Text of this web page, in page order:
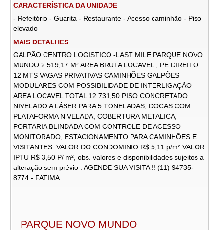
CARACTERÍSTICA DA UNIDADE
- Refeitório - Guarita - Restaurante - Acesso caminhão - Piso
elevado
MAIS DETALHES
GALPÃO CENTRO LOGISTICO -LAST MILE PARQUE NOVO
MUNDO 2.519,17 M² AREA BRUTA LOCAVEL , PE DIREITO
12 MTS VAGAS PRIVATIVAS CAMINHÕES GALPÕES
MODULARES COM POSSIBILIDADE DE INTERLIGAÇÃO
AREA LOCAVEL TOTAL 12.731,50 PISO CONCRETADO
NIVELADO A LÁSER PARA 5 TONELADAS, DOCAS COM
PLATAFORMA NIVELADA, COBERTURA METALICA,
PORTARIA BLINDADA COM CONTROLE DE ACESSO
MONITORADO, ESTACIONAMENTO PARA CAMINHÕES E
VISITANTES. VALOR DO CONDOMINIO R$ 5,11 p/m² VALOR
IPTU R$ 3,50 P/ m², obs. valores e disponibilidades sujeitos a
alteração sem prévio . AGENDE SUA VISITA !! (11) 94735-
8774 - FATIMA
PARQUE NOVO MUNDO